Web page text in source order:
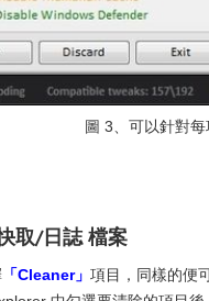
圖 3、可以針對
取/日誌 檔案
「Cleaner」 項目，同樣的便